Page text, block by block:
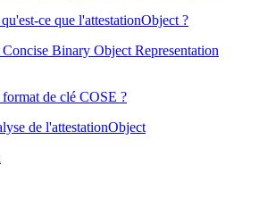
ce que l'attestationObject ?
Binary Object Representation
de clé COSE ?
de l'attestationObject